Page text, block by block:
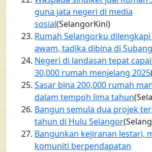
guna jata negeri di media
sosial(SelangorKini)
Rumah Selangorku
awam, tadika dibina di Subang
Negeri di landasan tepat
30,000 rumah menjelang 2025
Sasar bina 200,000 rumah
dalam tempoh lima tahun
Bangun semula dua projek
tahun di Hulu Selangor
Bangunkan kejiranan lestari,
komuniti berpendapatan